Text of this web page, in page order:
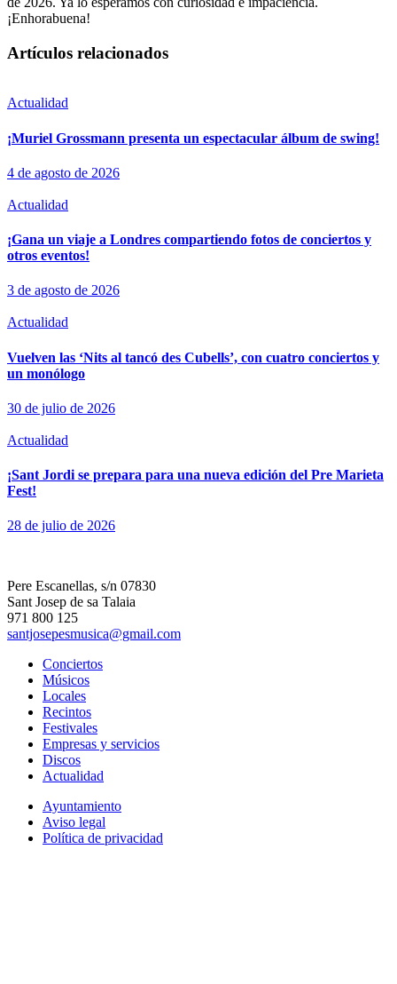
¡Enhorabuena!
Artículos relacionados
Actualidad
¡Muriel Grossmann presenta un espectacular álbum de swing!
4 de agosto de 2026
Actualidad
¡Gana un viaje a Londres compartiendo fotos de conciertos y
otros eventos!
3 de agosto de 2026
Actualidad
Vuelven las ‘Nits al tancó des Cubells’, con cuatro conciertos y
un monólogo
30 de julio de 2026
Actualidad
¡Sant Jordi se prepara para una nueva edición del Pre Marieta
Fest!
28 de julio de 2026
Pere Escanellas, s/n 07830
Sant Josep de sa Talaia
971 800 125
santjosepesmusica@gmail.com
Conciertos
Músicos
Locales
Recintos
Festivales
Empresas y servicios
Discos
Actualidad
Ayuntamiento
Aviso legal
Política de privacidad